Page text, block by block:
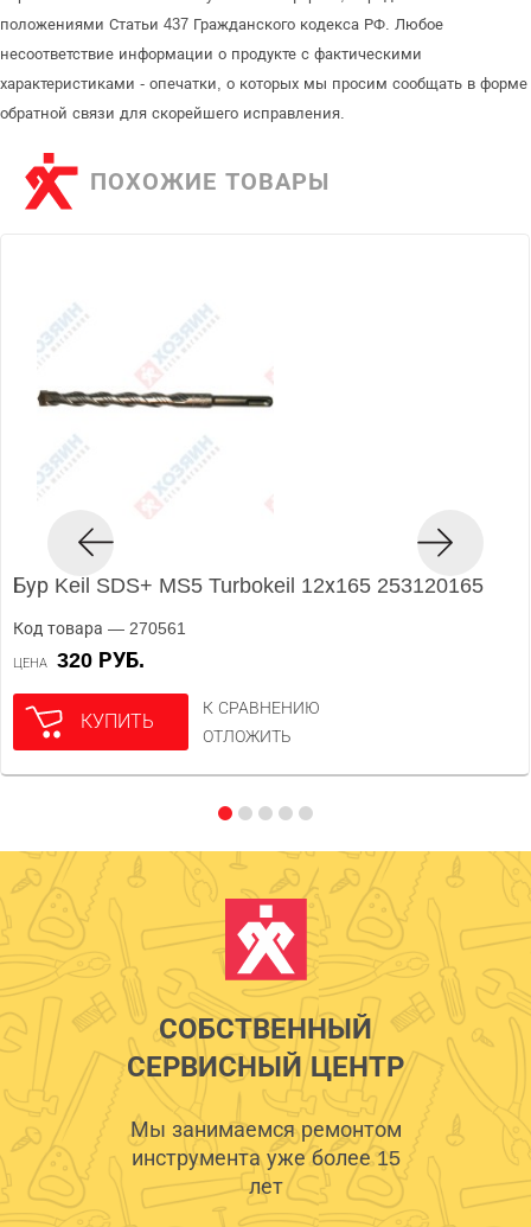
положениями Статьи 437 Гражданского кодекса РФ. Любое
несоответствие информации о продукте с фактическими
характеристиками - опечатки, о которых мы просим сообщать в форме
обратной связи для скорейшего исправления.
ПОХОЖИЕ ТОВАРЫ
Бур Keil SDS+ MS5 Turbokeil 12х165 253120165
Код товара — 270561
ЦЕНА 320 РУБ.
КУПИТЬ
К СРАВНЕНИЮ
ОТЛОЖИТЬ
СОБСТВЕННЫЙ
СЕРВИСНЫЙ ЦЕНТР
Мы занимаемся ремонтом
инструмента уже более 15
лет